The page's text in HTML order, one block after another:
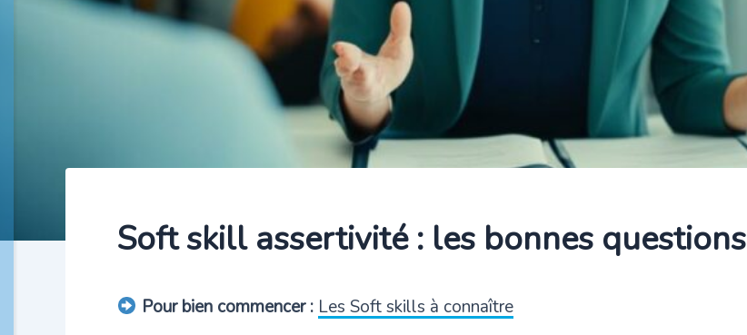
Soft skill assertivité : les bonnes questions
Pour bien commencer : Les Soft skills à connaître